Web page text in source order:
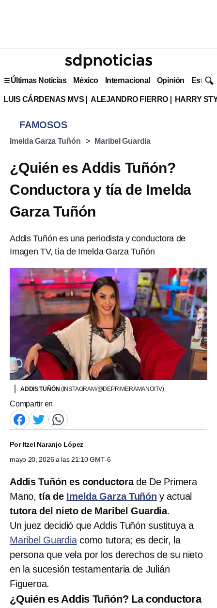
Últimas Noticias México Internacional Opinión Estilo
LUIS CÁRDENAS MVS ALEJANDRO FIERRO HARRY
FAMOSOS
Imelda Garza Tuñón Maribel Guardia
¿Quién es Addis Tuñón?
Conductora y tía de Imelda
Garza Tuñón
Addis Tuñón es una periodista y conductora de
Imagen TV, tía de Imelda Garza Tuñón
ADDIS TUÑÓN (INSTAGRAM/@DEPRIMERAMANOITV)
Compartir en
PorItzel Naranjo López
mayo 20, 2026 a las 21:10 GMT-6
Addis Tuñón es conductorade De Primera
Mano,tía de Imelda Garza Tuñón y actual
tutora del nieto de Maribel Guardia.
Un juez decidió que Addis Tuñón sustituya a
Maribel Guardiacomo tutora; es decir, la
persona que vela por los derechos de su nieto
en la sucesión testamentaria de Julián
Figueroa.
¿Quién es Addis Tuñón? La conductora